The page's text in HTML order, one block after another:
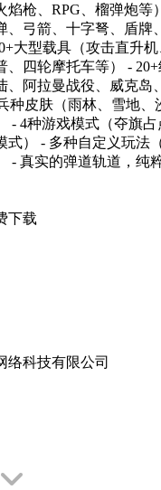
焰枪、RPG、榴弹炮等
、弓箭、十字弩、盾牌
大型载具（攻击直升
、四轮摩托车等） -
、阿拉曼战役、威克岛
种皮肤（雨林、雪地、
- 4种游戏模式（夺旗
式） - 多种自定义玩法
- 真实的弹道轨道，纯
下载
络科技有限公司